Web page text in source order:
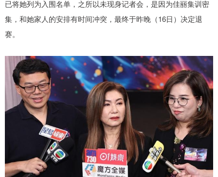
已将她列为入围名单，之所以未现身记者会，是因为佳丽集训密
集，和她家人的安排有时间冲突，最终于昨晚（16日）决定退
赛。